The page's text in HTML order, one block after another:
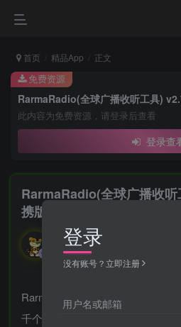
首页 精品App 正文
RarmaRadio(全球广播收听工具)
此内容为免费资源，请登录后查看
登录查
免费资源
RarmaRadio(全球广播收
携版
勇敢的大野狼
酒醒只在花前坐，酒醉还来花下眠
RarmaRadio是一款广播收听工
千个广播电台的音频流。
登录
没有账号？立即注册
用户名或邮箱